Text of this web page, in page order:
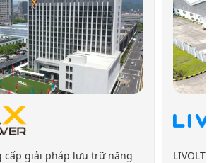
cấp giải pháp lưu trữ năng